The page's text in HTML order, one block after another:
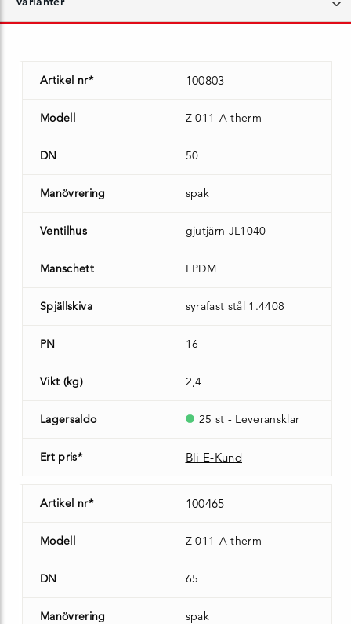
Artikel nr* 100803
Modell Z 011-A therm
DN 50
Manövrering spak
Ventilhus gjutjärn JL1040
Manschett EPDM
Spjällskiva syrafast stål 1.4408
PN 16
Vikt (kg) 2,4
Lagersaldo 25 st - Leveransklar
Ert pris* Bli E-Kund
Artikel nr* 100465
Modell Z 011-A therm
DN 65
Manövrering spak